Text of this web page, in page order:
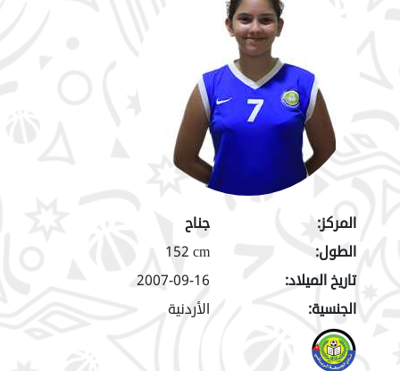
المركز:
جناح
الطول:
152 cm
تاريخ الميلاد:
2007-09-16
الجنسية:
الأردنية